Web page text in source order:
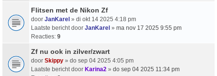
Flitsen met de Nikon Zf
door JanKarel » di okt 14 2025 4:18 pm
Laatste bericht door JanKarel » ma nov 17 2025 9:55 pm
Reacties: 9
Zf nu ook in zilver/zwart
door Skippy » do sep 04 2025 4:05 pm
Laatste bericht door Karina2 » do sep 04 2025 11:34 pm